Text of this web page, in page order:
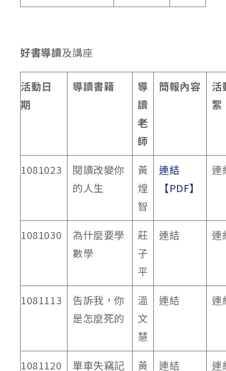
好書導讀及講座
活動日
期
導讀書籍
導
讀
老
師
簡報內容
活
絮
1081023
閱讀改變你
的人生
黃
煌
智
連結
【PDF】
連
1081030
為什麼要學
數學
莊
子
平
連結 連
1081113
告訴我，你
是怎麼死的
溫
文
慧
連結 連
1081120 單車失竊記
黃
連結 連